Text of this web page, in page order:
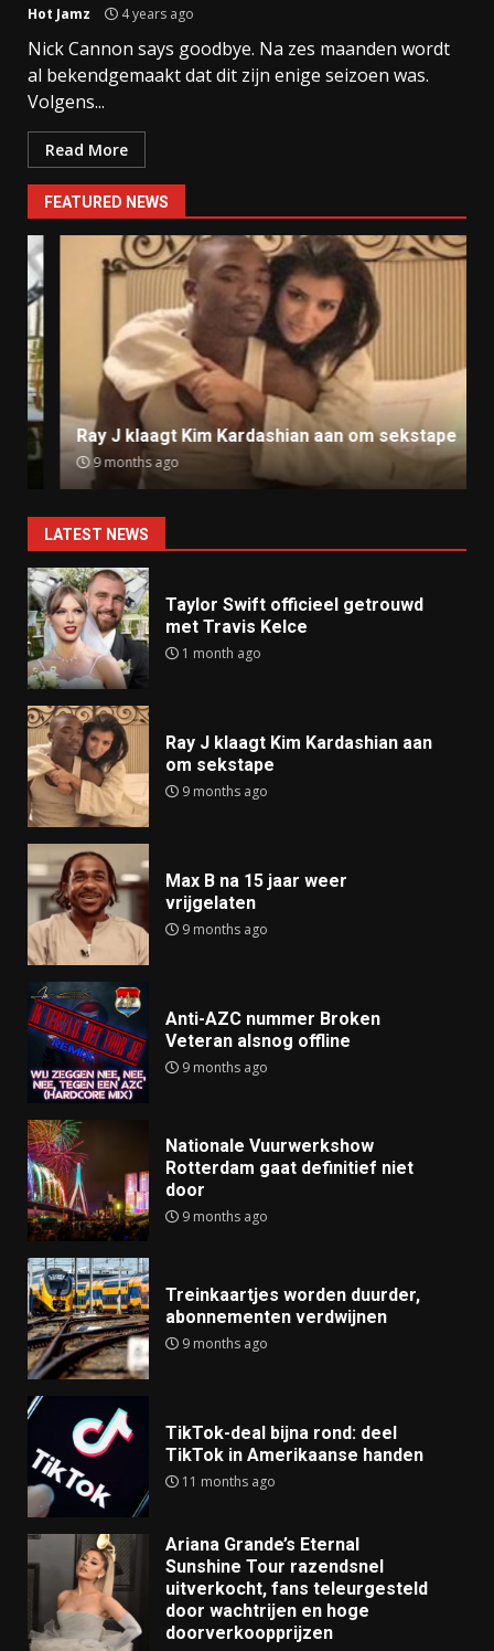
Hot Jamz 4 years ago
Nick Cannon says goodbye. Na zes maanden wordt
al bekendgemaakt dat dit zijn enige seizoen was.
Volgens...
Read More
FEATURED NEWS
Ray J klaagt Kim Kardashian aan om sekstape
9 months ago
LATEST NEWS
Taylor Swift officieel getrouwd
met Travis Kelce
1 month ago
Ray J klaagt Kim Kardashian aan
om sekstape
9 months ago
Max B na 15 jaar weer
vrijgelaten
9 months ago
Anti-AZC nummer Broken
Veteran alsnog offline
9 months ago
Nationale Vuurwerkshow
Rotterdam gaat definitief niet
door
9 months ago
Treinkaartjes worden duurder,
abonnementen verdwijnen
9 months ago
TikTok-deal bijna rond: deel
TikTok in Amerikaanse handen
11 months ago
Ariana Grande’s Eternal
Sunshine Tour razendsnel
uitverkocht, fans teleurgesteld
door wachtrijen en hoge
doorverkoopprijzen